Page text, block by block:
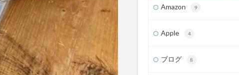
Amazon 9
Apple 4
ブログ 8